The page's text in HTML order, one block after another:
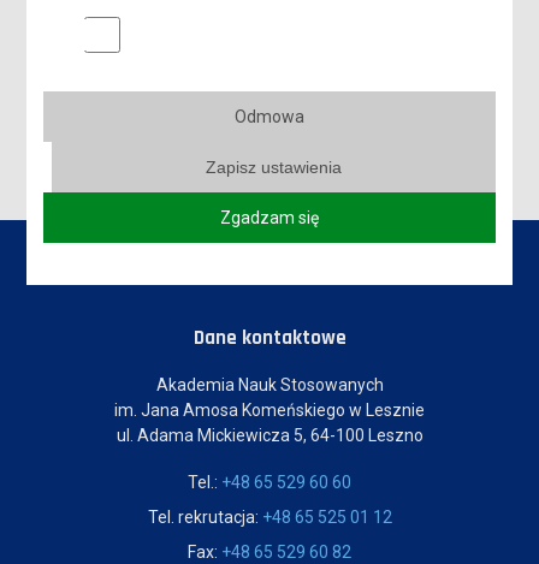
PIERWSI ABSOLWENCI AKADEMII DZIECIĘCEJ ODEBRALI
DYPLOMY
Dane kontaktowe
Akademia Nauk Stosowanych
im. Jana Amosa Komeńskiego w Lesznie
ul. Adama Mickiewicza 5, 64-100 Leszno
Tel.: +48 65 529 60 60
Tel. rekrutacja: +48 65 525 01 12
Fax: +48 65 529 60 82
Marketingowe pliki cookies
Odmowa
Zapisz ustawienia
Zgadzam się